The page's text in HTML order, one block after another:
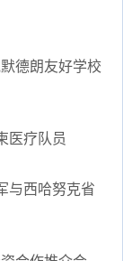
德朗友好学校
医疗队员
与西哈努克省